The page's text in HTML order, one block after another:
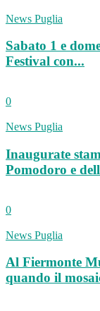
News Puglia
Sabato 1 e
Festival con...
0
News Puglia
Inaugurate
Pomodoro e
0
News Puglia
Al Fiermonte
quando il